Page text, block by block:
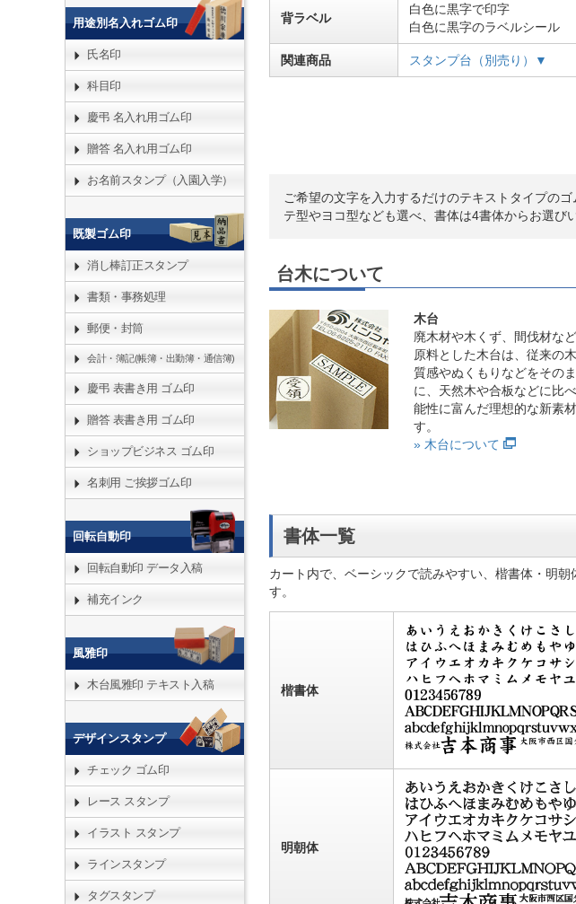
背ラベル
白色に黒字で印字
白色に黒字のラベルシール
関連商品 スタンプ台（別売り）▼
ご希望の文字を入力するだけのテキストタイプの
テ型やヨコ型なども選べ、書体は4書体からお選び
台木について
木台
廃木材や木くず、間伐材な
原料とした木台は、従来の
質感やぬくもりなどをその
に、天然木や合板などに比
能性に富んだ理想的な新素
す。
» 木台について
書体一覧
カート内で、ベーシックで読みやすい、楷書体・明
す。
楷書体
明朝体
用途別名入れゴム印
氏名印
科目印
慶弔 名入れ用ゴム印
贈答 名入れ用ゴム印
お名前スタンプ（入園入学）
既製ゴム印
消し棒訂正スタンプ
書類・事務処理
郵便・封筒
会計・簿記(帳簿・出勤簿・通信簿)
慶弔 表書き用 ゴム印
贈答 表書き用 ゴム印
ショップビジネス ゴム印
名刺用 ご挨拶ゴム印
回転自動印
回転自動印 データ入稿
補充インク
風雅印
木台風雅印 テキスト入稿
デザインスタンプ
チェック ゴム印
レース スタンプ
イラスト スタンプ
ラインスタンプ
タグスタンプ